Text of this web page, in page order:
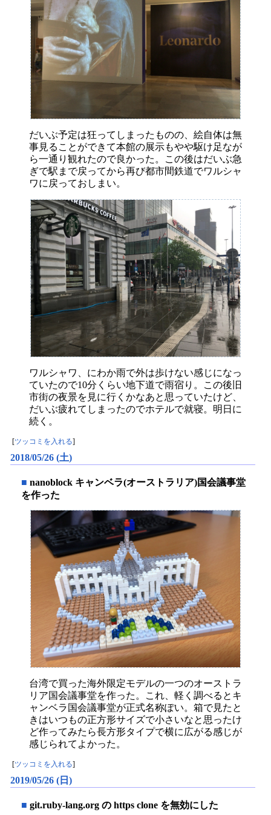
だいぶ予定は狂ってしまったものの、絵自体は無
事見ることができて本館の展示もやや駆け足なが
ら一通り観れたので良かった。この後はだいぶ急
ぎで駅まで戻ってから再び都市間鉄道でワルシャ
ワに戻っておしまい。
ワルシャワ、にわか雨で外は歩けない感じになっ
ていたので10分くらい地下道で雨宿り。この後旧
市街の夜景を見に行くかなあと思っていたけど、
だいぶ疲れてしまったのでホテルで就寝。明日に
続く。
[ツッコミを入れる]
2018/05/26 (土)
■ nanoblock キャンベラ(オーストラリア)国会議事堂
を作った
台湾で買った海外限定モデルの一つのオーストラ
リア国会議事堂を作った。これ、軽く調べるとキ
ャンベラ国会議事堂が正式名称ぽい。箱で見たと
きはいつもの正方形サイズで小さいなと思ったけ
ど作ってみたら長方形タイプで横に広がる感じが
感じられてよかった。
ツッコミを入れる
2019/05/26 (日)
■ git.ruby-lang.org の https clone を無効にした